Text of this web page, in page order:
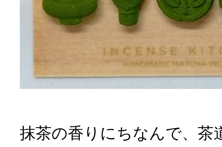
抹茶の香りにちなんで、茶